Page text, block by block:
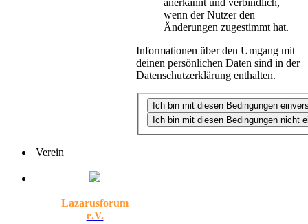
anerkannt und verbindlich,
wenn der Nutzer den
Änderungen zugestimmt hat.
Informationen über den Umgang mit
deinen persönlichen Daten sind in der
Datenschutzerklärung enthalten.
Verein
Lazarusforum
e.V.